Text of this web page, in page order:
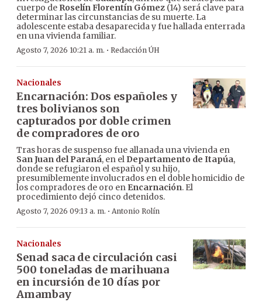
cuerpo de Roselín Florentín Gómez (14) será clave para
determinar las circunstancias de su muerte. La
adolescente estaba desaparecida y fue hallada enterrada
en una vivienda familiar.
Agosto 7, 2026 10:21 a. m. · Redacción ÚH
Nacionales
Encarnación: Dos españoles y
tres bolivianos son
capturados por doble crimen
de compradores de oro
Tras horas de suspenso fue allanada una vivienda en
San Juan del Paraná, en el Departamento de Itapúa,
donde se refugiaron el español y su hijo,
presumiblemente involucrados en el doble homicidio de
los compradores de oro en Encarnación. El
procedimiento dejó cinco detenidos.
Agosto 7, 2026 09:13 a. m. · Antonio Rolín
Nacionales
Senad saca de circulación casi
500 toneladas de marihuana
en incursión de 10 días por
Amambay